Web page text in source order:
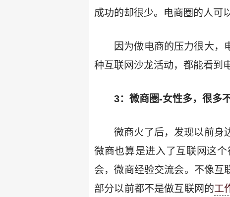
成功的却很少。电商圈的人可
因为做电商的压力很大，
种互联网沙龙活动，都能看到
3：微商圈-女性多，很多
微商火了后，发现以前身
微商也算是进入了互联网这
会，微商经验交流会。不像互
部分以前都不是做互联网的工